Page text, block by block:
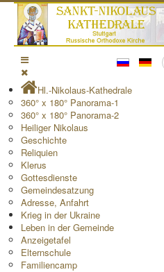
Hl.-Nikolaus-Kathedrale
360° x 180° Panorama-1
360° x 180° Panorama-2
Heiliger Nikolaus
Geschichte
Reliquien
Klerus
Gottesdienste
Gemeindesatzung
Adresse, Anfahrt
Krieg in der Ukraine
Leben in der Gemeinde
Anzeigetafel
Elternschule
Familiencamp